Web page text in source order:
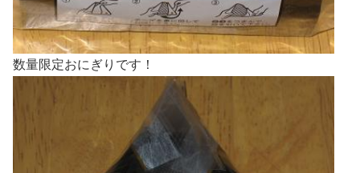
数量限定おにぎりです！